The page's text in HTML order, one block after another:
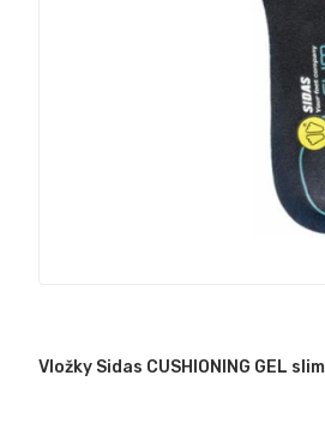
Vložky Sidas CUSHIONING GEL slim